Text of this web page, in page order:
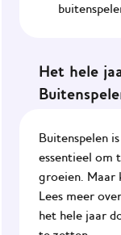
Het hele
Buitenspelen
essentieel om
groeien. Maar
Lees meer
het hele jaar